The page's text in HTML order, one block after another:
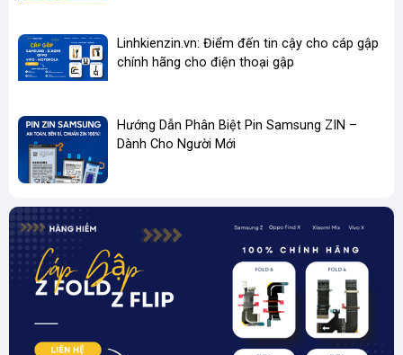
Linhkienzin.vn: Điểm đến tin cậy cho cáp gập
chính hãng cho điện thoại gập
Hướng Dẫn Phân Biệt Pin Samsung ZIN –
Dành Cho Người Mới